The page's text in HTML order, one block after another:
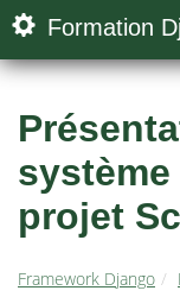
Formation
projet
Framework Django